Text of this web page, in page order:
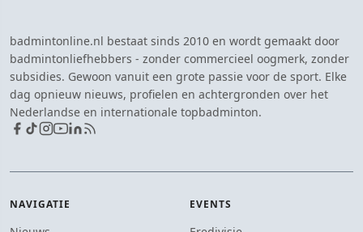
badmintonline.nl bestaat sinds 2010 en wordt gemaakt door
badmintonliefhebbers - zonder commercieel oogmerk, zonder
subsidies. Gewoon vanuit een grote passie voor de sport. Elke
dag opnieuw nieuws, profielen en achtergronden over het
Nederlandse en internationale topbadminton.
NAVIGATIE EVENTS